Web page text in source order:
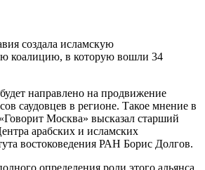
создала исламскую
коалицию, в которую вошли 34
направлено на продвижение
саудовцев в регионе. Такое мнение в
Москва» высказал старший
арабских и исламских
востоковедения РАН Борис Долгов.
определения роли этого альянса